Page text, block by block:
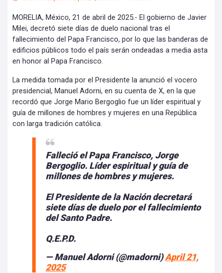
MORELIA, México, 21 de abril de 2025.- El gobierno de Javier
Milei, decretó siete días de duelo nacional tras el
fallecimiento del Papa Francisco, por lo que las banderas de
edificios públicos todo el país serán ondeadas a media asta
en honor al Papa Francisco.
La medida tomada por el Presidente la anunció el vocero
presidencial, Manuel Adorni, en su cuenta de X, en la que
recordó que Jorge Mario Bergoglio fue un líder espiritual y
guía de millones de hombres y mujeres en una República
con larga tradición católica.
Falleció el Papa Francisco, Jorge
Bergoglio. Líder espiritual y guía de
millones de hombres y mujeres.
El Presidente de la Nación decretará
siete días de duelo por el fallecimiento
del Santo Padre.
Q.E.P.D.
— Manuel Adorni (@madorni)April 21,
2025